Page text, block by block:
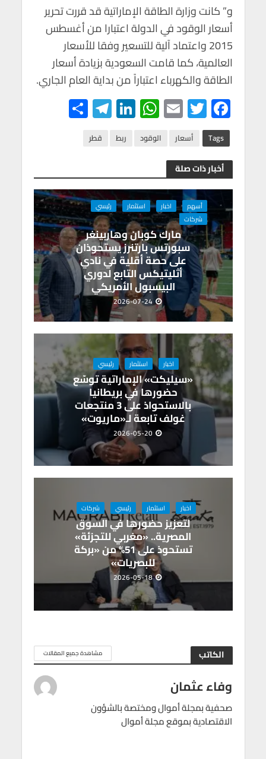
و” كانت وزارة الطاقة الإماراتية قد قررت تحرير
أسعار الوقود في الدولة اعتبارا من أغسطس
2015 واعتماد آلية للتسعير وفقا للأسعار
العالمية، كما قامت السعودية بزيادة أسعار
الطاقة والكهرباء اعتباراً من بداية العام الجاري.
F
ac
e
b
o
o
k
T
wi
tt
er
E
m
ail
W
h
at
A
p
p
Li
n
ke
n
Te
le
gr
m
Tags أسعار الوقود ربط قطر
أخبار ذات صلة
أسهم اخبار استثمار
رئيسي
شركات
مارك كوبان وهاربينغر
سبورتس بارتنرز يستحوذان
على حصة أقلية في نادي
أثليتيكس التابع لدوري
البيسبول الأمريكي
2026-07-24
اخبار استثمار رئيسي
«سيليكت» الإماراتية توسّع
حضورها في بريطانيا
بالاستحواذ على 3 منتجعات
غولف تابعة لـ«ماريوت»
2026-05-20
اخبار استثمار رئيسي شركات
لتعزيز حضورها في السوق
المصرية.. «مغربي للتجزئة»
تستحوذ على 51% من «بركة
للبصريات»
2026-05-18
الكاتب مشاهدة جميع المقالات
وفاء عثمان
صحفية بمجلة أموال ومختصة بالشؤون
الاقتصادية بموقع مجلة أموال